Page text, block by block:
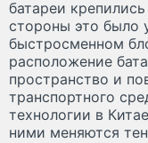
батареи
стороны это было
быстросменном
расположение
пространство и
транспортного
технологии в
ними меняются